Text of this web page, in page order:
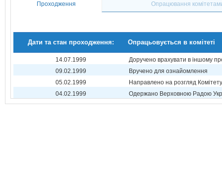
Проходження Опрацювання
Дати та стан проходження: Опрацьовується в комітеті
14.07.1999
Доручено врахувати в іншому
09.02.1999
Вручено для ознайомлення
05.02.1999
Направлено на розгляд Комітету
04.02.1999
Одержано Верховною Радою